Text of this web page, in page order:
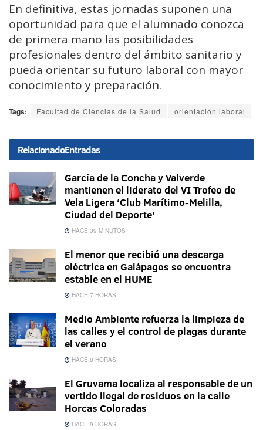
En definitiva, estas jornadas suponen una
oportunidad para que el alumnado conozca
de primera mano las posibilidades
profesionales dentro del ámbito sanitario y
pueda orientar su futuro laboral con mayor
conocimiento y preparación.
Tags: Facultad de Ciencias de la Salud orientación laboral
RelacionadoEntradas
García de la Concha y Valverde
mantienen el liderato del VI Trofeo de
Vela Ligera ‘Club Marítimo-Melilla,
Ciudad del Deporte’
HACE 39 MINUTOS
El menor que recibió una descarga
eléctrica en Galápagos se encuentra
estable en el HUME
HACE 7 HORAS
Medio Ambiente refuerza la limpieza de
las calles y el control de plagas durante
el verano
HACE 8 HORAS
El Gruvama localiza al responsable de un
vertido ilegal de residuos en la calle
Horcas Coloradas
HACE 9 HORAS